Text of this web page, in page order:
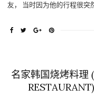
友， 当时因为他的行程很突
名家韩国烧烤料理